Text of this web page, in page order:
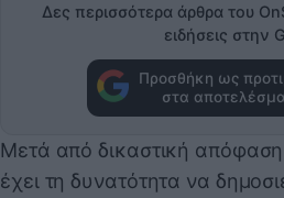
Δες περισσότερα άρθρα του
ειδήσεις στην
Προσθήκη ως
στα
Μετά από δικαστική
έχει τη δυνατότητα να